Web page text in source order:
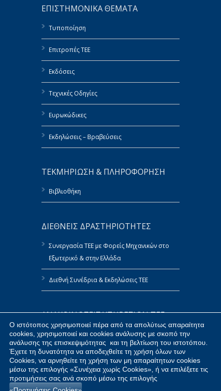
ΕΠΙΣΤΗΜΟΝΙΚΑ ΘΕΜΑΤΑ
Τυποποίηση
Επιτροπές ΤΕΕ
Εκδόσεις
Τεχνικές Οδηγίες
Ευρωκώδικες
Εκδηλώσεις – Βραβεύσεις
ΤΕΚΜΗΡΙΩΣΗ & ΠΛΗΡΟΦΟΡΗΣΗ
Βιβλιοθήκη
ΔΙΕΘΝΕΙΣ ΔΡΑΣΤΗΡΙΟΤΗΤΕΣ
Συνεργασία ΤΕΕ με Φορείς Μηχανικών στο
Εξωτερικό & στην Ελλάδα
Διεθνή Συνέδρια & Εκδηλώσεις ΤΕΕ
ΑΝΑΚΟΙΝΩΣΕΙΣ ΥΠΗΡΕΣΙΩΝ ΤΕΕ
Πολιτική Αναφορών του ΤΕΕ
Δημοσίευση Στοιχείων ΤΕΕ κατ’ Εφαρμογή
του Ν.4070/2012
Ο ιστότοπος χρησιμοποιεί πέρα από τα απολύτως απαραίτητα
cookies, χρησιμοποιεί και cookies ανάλυσης με σκοπό την
ανάλυσης της επισκεψιμότητας και τη βελτίωση του ιστοτόπου.
Έχετε τη δυνατότητα να αποδεχθείτε τη χρήση όλων των
Cookies, να αρνηθείτε τη χρήση των μη απαραίτητων cookies
μέσω της επιλογής «Συνέχεια χωρίς Cookies», ή να επιλέξετε τις
προτιμήσεις σας ανά σκοπό μέσω της επιλογής